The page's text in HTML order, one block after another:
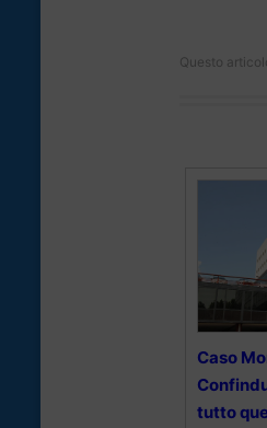
Questo
Caso
tutto